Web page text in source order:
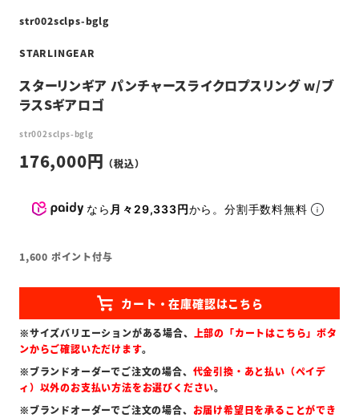
str002sclps-bglg
STARLINGEAR
スターリンギア パンチャースライクロプスリング w/ブ
ラスSギアロゴ
str002sclps-bglg
176,000
なら 月々29,333円から。分割手数料無料
1,600 ポイント付与
※サイズバリエーションがある場合、 上部の「カートはこちら」ボタ
ンからご確認いただけます。
※ブランドオーダーでご注文の場合、 代金引換・あと払い（ペイデ
ィ）以外のお支払い方法をお選びください。
※ブランドオーダーでご注文の場合、 お届け希望日を承ることができ